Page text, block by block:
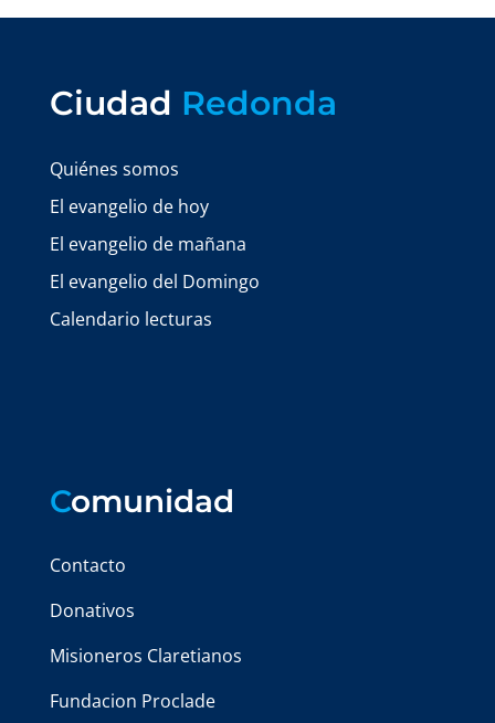
Ciudad Redonda
Quiénes somos
El evangelio de hoy
El evangelio de mañana
El evangelio del Domingo
Calendario lecturas
Comunidad
Contacto
Donativos
Misioneros Claretianos
Fundacion Proclade